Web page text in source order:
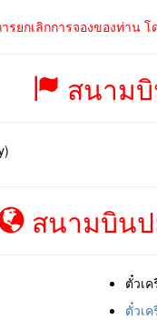
ยกเลิกการจองของท่าน
สนาม
สนามบินป
ตั๋วเ
ตั๋วเ